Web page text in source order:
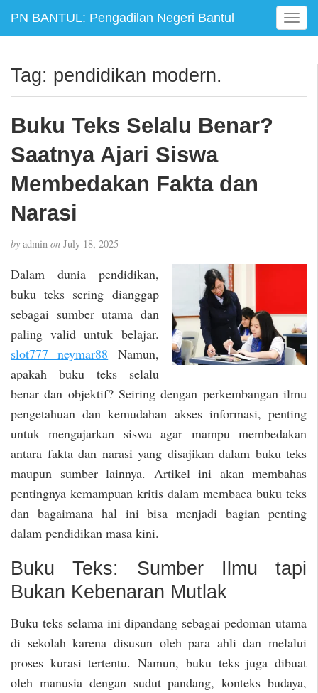
PN BANTUL: Pengadilan Negeri Bantul
T
o
e
Tag: pendidikan modern.
Buku Teks Selalu Benar?
Saatnya Ajari Siswa
Membedakan Fakta dan
Narasi
by admin on July 18, 2025
Dalam dunia pendidikan,
buku teks sering dianggap
sebagai sumber utama dan
paling valid untuk belajar.
slot777 neymar88 Namun,
apakah buku teks selalu
benar dan objektif? Seiring dengan perkembangan ilmu
pengetahuan dan kemudahan akses informasi, penting
untuk mengajarkan siswa agar mampu membedakan
antara fakta dan narasi yang disajikan dalam buku teks
maupun sumber lainnya. Artikel ini akan membahas
pentingnya kemampuan kritis dalam membaca buku teks
dan bagaimana hal ini bisa menjadi bagian penting
dalam pendidikan masa kini.
Buku Teks: Sumber Ilmu tapi
Bukan Kebenaran Mutlak
Buku teks selama ini dipandang sebagai pedoman utama
di sekolah karena disusun oleh para ahli dan melalui
proses kurasi tertentu. Namun, buku teks juga dibuat
oleh manusia dengan sudut pandang, konteks budaya,